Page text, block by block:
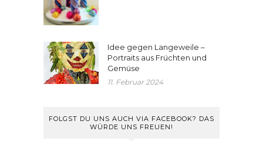
Idee gegen Langeweile –
Portraits aus Früchten und
Gemüse
11. Februar 2024
FOLGST DU UNS AUCH VIA FACEBOOK? DAS
WÜRDE UNS FREUEN!